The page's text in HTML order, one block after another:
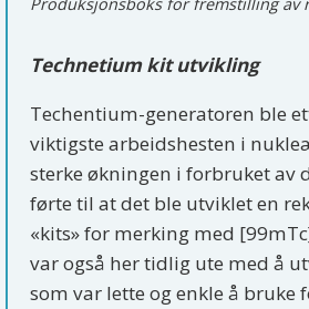
Technetium kit utvikling
Techentium-generatoren ble
viktigste arbeidshesten i
sterke økningen i forbruket av
førte til at det ble utviklet en
«kits» for merking med
var også her tidlig ute med å
som var lette og enkle å bruke